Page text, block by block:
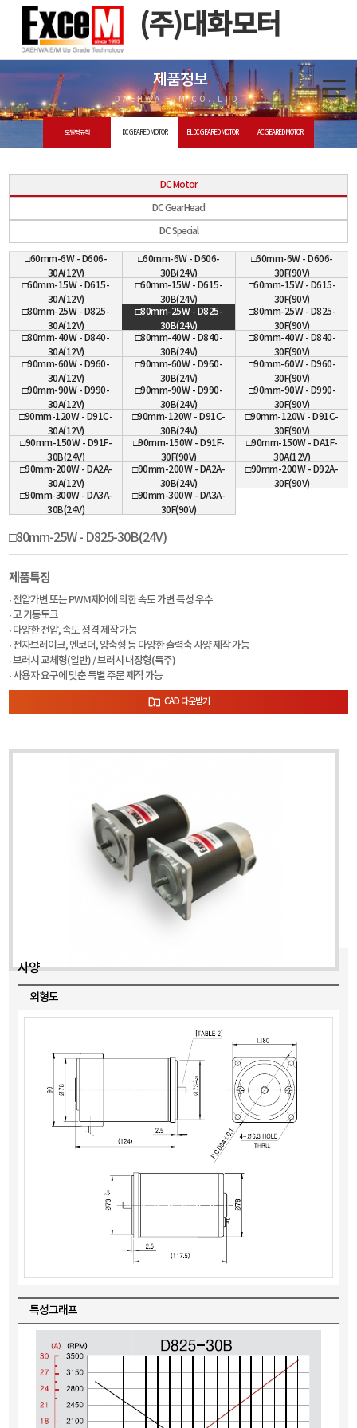
(주)대화모터
제품정보
DAEHWA E/M CO.,LTD.
모델명 규칙 DC GEARED MOTOR BLDC GEARED MOTOR AC GEARED MOTOR
DC Motor
DC GearHead
DC Special
□60mm-6W - D606-
30A(12V)
□60mm-6W - D606-
30B(24V)
□60mm-6W - D606-
30F(90V)
□60mm-15W - D615-
30A(12V)
□60mm-15W - D615-
30B(24V)
□60mm-15W - D615-
30F(90V)
□80mm-25W - D825-
30A(12V)
□80mm-25W - D825-
30B(24V)
□80mm-25W - D825-
30F(90V)
□80mm-40W - D840-
30A(12V)
□80mm-40W - D840-
30B(24V)
□80mm-40W - D840-
30F(90V)
□90mm-60W - D960-
30A(12V)
□90mm-60W - D960-
30B(24V)
□90mm-60W - D960-
30F(90V)
□90mm-90W - D990-
30A(12V)
□90mm-90W - D990-
30B(24V)
□90mm-90W - D990-
30F(90V)
□90mm-120W - D91C-
30A(12V)
□90mm-120W - D91C-
30B(24V)
□90mm-120W - D91C-
30F(90V)
□90mm-150W - D91F-
30B(24V)
□90mm-150W - D91F-
30F(90V)
□90mm-150W - DA1F-
30A(12V)
□90mm-200W - DA2A-
30A(12V)
□90mm-200W - DA2A-
30B(24V)
□90mm-200W - D92A-
30F(90V)
□90mm-300W - DA3A-
30B(24V)
□90mm-300W - DA3A-
30F(90V)
□80mm-25W - D825-30B(24V)
제품특징
· 전압가변 또는 PWM제어에 의한 속도 가변 특성 우수
· 고 기동토크
· 다양한 전압, 속도 정격 제작 가능
· 전자브레이크, 엔코더, 양축형 등 다양한 출력축 사양 제작 가능
· 브러시 교체형(일반) / 브러시 내장형(특주)
· 사용자 요구에 맞춘 특별 주문 제작 가능
CAD 다운받기
사양
외형도
특성그래프